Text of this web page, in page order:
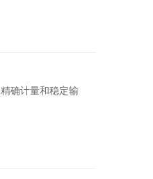
确计量和稳定输